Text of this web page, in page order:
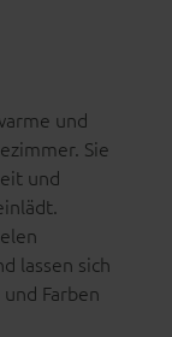
und
Sie
und
lassen sich
Farben